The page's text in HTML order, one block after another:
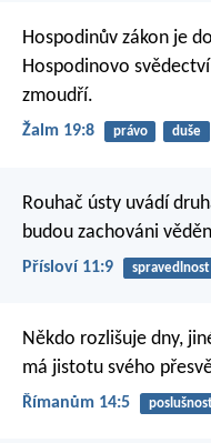
Hospodinův zákon je
Hospodinovo
zmoudří.
Žalm 19:8 právo duše
Rouhač ústy uvádí
budou zachováni
Přísloví 11:9 spravedlnost
Někdo rozlišuje dny,
má jistotu svého
Římanům 14:5